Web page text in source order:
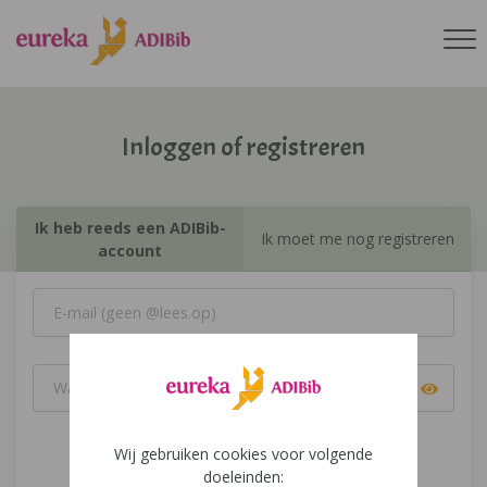
Inloggen of registreren
Ik heb reeds een ADIBib-
account
Ik moet me nog registreren
Inloggen
Wij gebruiken cookies voor volgende
doeleinden: